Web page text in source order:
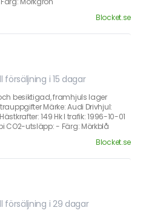
Blocket.se
försäljning i 15 dagar
besiktigad, framhjuls lager
Märke: Audi Drivhjul:
149 Hk I trafik: 1996-10-01
CO2-utsläpp: - Färg: Mörkblå
Blocket.se
försäljning i 29 dagar